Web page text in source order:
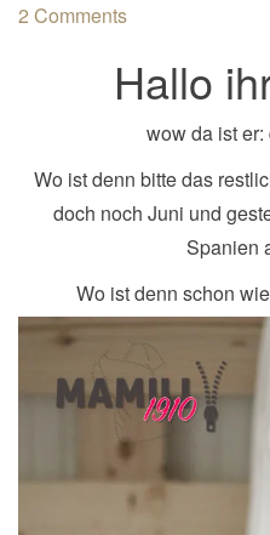
2 Comments
Hallo
wow da ist
Wo ist denn bitte das
doch noch Juni und
Spanien
Wo ist denn schon